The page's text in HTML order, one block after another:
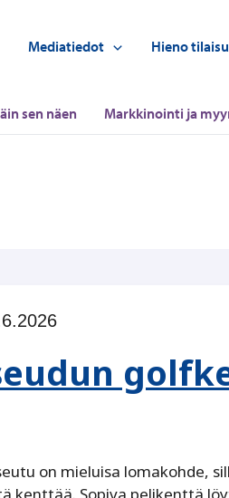
Mediatiedot Hieno
sen näen Markkinointi ja
on mieluisa lomakohde,
kenttää. Sopiva pelikenttä